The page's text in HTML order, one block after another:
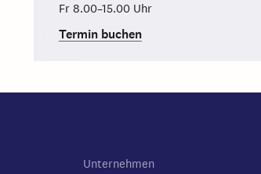
Fr 8.00–15.00 Uhr
Termin buchen
Unternehmen